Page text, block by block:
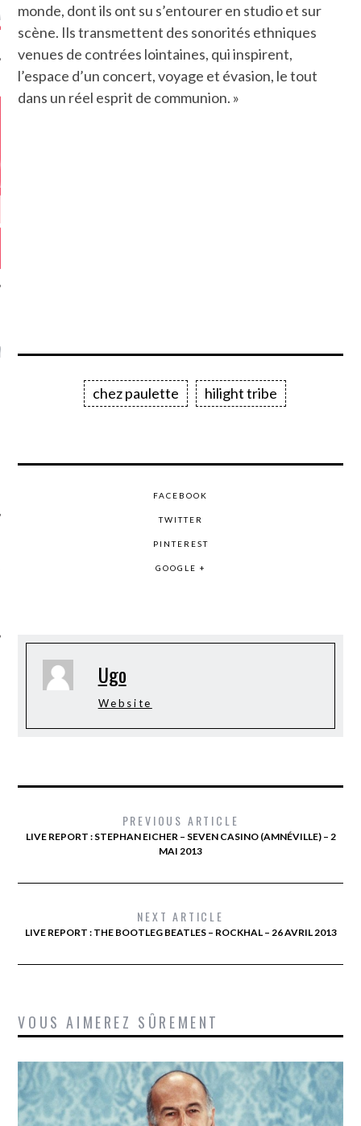
6.8
– HEL...
ANNIVERSAIRE
monde, dont ils ont su s’entourer en studio et sur
scène. Ils transmettent des sonorités ethniques
venues de contrées lointaines, qui inspirent,
l’espace d’un concert, voyage et évasion, le tout
dans un réel esprit de communion. »
chez paulette hilight tribe
FACEBOOK
TWITTER
PINTEREST
GOOGLE +
Ugo
Website
PREVIOUS ARTICLE
LIVE REPORT : STEPHAN EICHER – SEVEN CASINO (AMNÉVILLE) – 2
MAI 2013
NEXT ARTICLE
LIVE REPORT : THE BOOTLEG BEATLES – ROCKHAL – 26 AVRIL 2013
VOUS AIMEREZ SÛREMENT